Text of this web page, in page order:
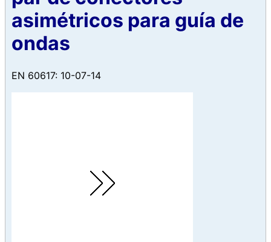
asimétricos para guía de
ondas
EN 60617: 10-07-14